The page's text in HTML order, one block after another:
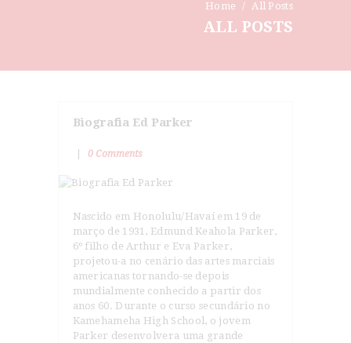
Home All Posts
ALL POSTS
Biografia Ed Parker
0 Comments
Nascido em Honolulu/Havaí em 19 de
março de 1931, Edmund Keahola Parker,
6º filho de Arthur e Eva Parker,
projetou-a no cenário das artes marciais
americanas tornando-se depois
mundialmente conhecido a partir dos
anos 60. Durante o curso secundário no
Kamehameha High School, o jovem
Parker desenvolvera uma grande